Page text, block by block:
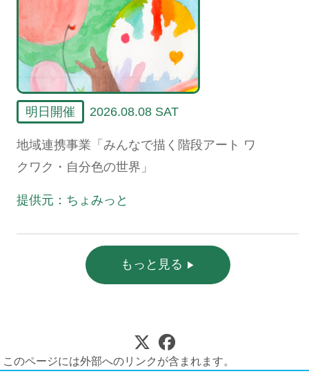
明日開催 2026.08.08 SAT
地域連携事業「みんなで描く階段アート ワ
クワク・自分色の世界」
提供元：ちょみっと
もっと見る
このページには外部へのリンクが含まれます。